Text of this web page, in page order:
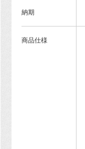
納期
商品仕様